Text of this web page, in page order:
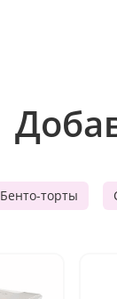
Бенто-торты